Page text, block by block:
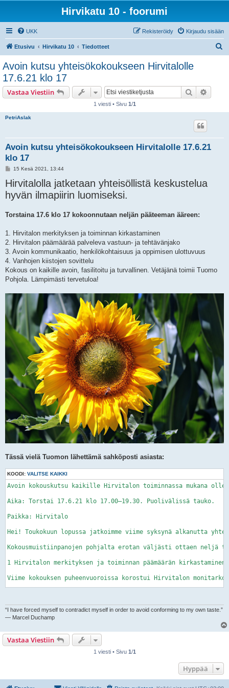
Hirvikatu 10 - foorumi
UKK Kirjaudu sisään
Rekisteröidy
Etusivu Hirvikatu 10 Tiedotteet
Avoin kutsu yhteisökokoukseen Hirvitalolle
17.6.21 klo 17
Vastaa Viestiin Etsi
1 viesti • Sivu 1/1
PetriAslak
Avoin kutsu yhteisökokoukseen Hirvitalolle 17.6.21
klo 17
V
e
s
t
i
15 Kesä 2021, 13:44
Hirvitalolla jatketaan yhteisöllistä keskustelua
hyvän ilmapiirin luomiseksi.
Torstaina 17.6 klo 17 kokoonnutaan neljän pääteeman ääreen:
1. Hirvitalon merkityksen ja toiminnan kirkastaminen
2. Hirvitalon päämäärää palveleva vastuun- ja tehtävänjako
3. Avoin kommunikaatio, henkilökohtaisuus ja oppimisen ulottuvuus
4. Vanhojen kiistojen sovittelu
Kokous on kaikille avoin, fasilitoitu ja turvallinen. Vetäjänä toimii Tuomo
Pohjola. Lämpimästi tervetuloa!
Tässä vielä Tuomon lähettämä sahköposti asiasta:
KOODI: VALITSE KAIKKI
Avoin kokouskutsu kaikille Hirvitalon toiminnassa mukana
Aika: Torstai 17.6.21 klo 17.00–19.30. Puolivälissä tauko.
Paikka: Hirvitalo
Hei! Toukokuun lopussa jatkoimme viime syksynä
Kokousmuistiinpanojen pohjalta erotan väljästi ottaen neljä
1 Hirvitalon merkityksen ja toiminnan päämäärän kirkastaminen
Viime kokouksen puheenvuoroissa korostui Hirvitalon
Viime kokouksissa kaivattiin enemmän yhdessä tekemistä.
3 Avoin kommunikaatio, henkilökohtaisuus ja oppimisen
Keskustelun avoimuus ja päätöksenteon läpinäkyvyys olivat
4 Vanhojen kiistojen sovittelu
Jonkinlaisia kahtiajakautumisen tuntoja yhteisössä on
Itse puollan sovittelussa peruslinjana restoratiivista
“I have forced myself to contradict myself in order to avoid conforming to my own taste.”
― Marcel Duchamp
Vastaa Viestiin
1 viesti • Sivu 1/1
Hyppää